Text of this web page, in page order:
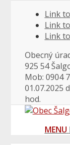
Link
Link
Link
Obecný
925 54
Mob: 0904
01.07.2025
hod.
MENU